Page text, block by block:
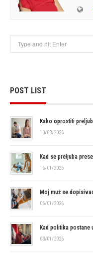
POST LIST
Kako oprostiti
10/03/2026
Kad se preljuba
16/01/2026
Moj muž se
06/01/2026
Kad politika postane
03/01/2026